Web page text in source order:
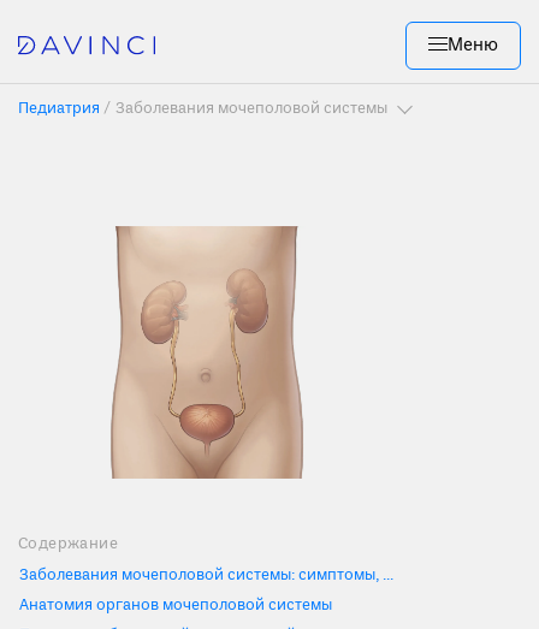
Меню
Педиатрия / Заболевания мочеполовой системы
Содержание
Заболевания мочеполовой системы: симптомы, лечение
Анатомия органов мочеполовой системы